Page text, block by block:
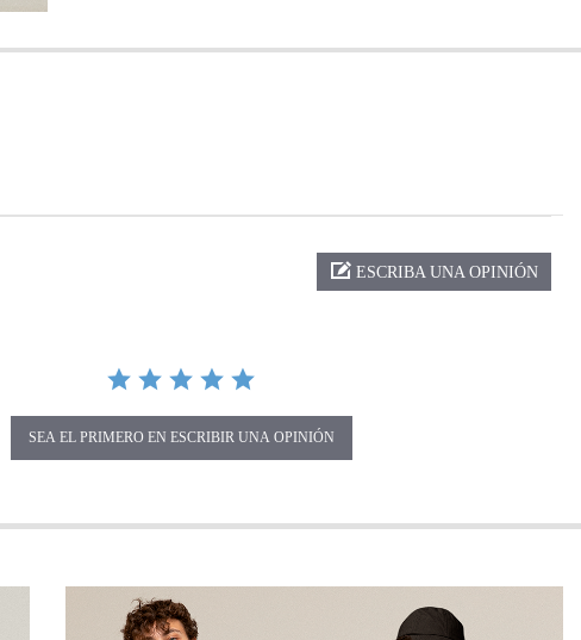
ESCRIBA UNA OPINIÓN
SEA EL PRIMERO EN ESCRIBIR UNA OPINIÓN